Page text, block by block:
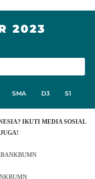
2023
SMA D3 S1
IKUTI MEDIA SOSIAL